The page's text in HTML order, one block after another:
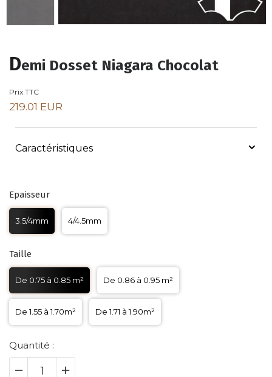
Demi Dosset Niagara Chocolat
Prix TTC
219.01 EUR
Caractéristiques
Epaisseur
3.5/4mm 4/4.5mm
Taille
De 0.75 à 0.85 m² De 0.86 à 0.95 m²
De 1.55 à 1.70m² De 1.71 à 1.90m²
Quantité :